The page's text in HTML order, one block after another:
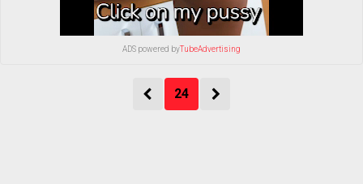
ADS powered byTubeAdvertising
24